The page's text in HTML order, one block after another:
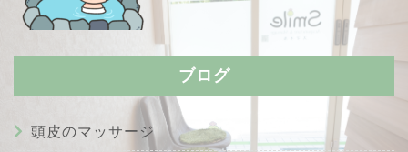
ブログ
頭皮のマッサージ